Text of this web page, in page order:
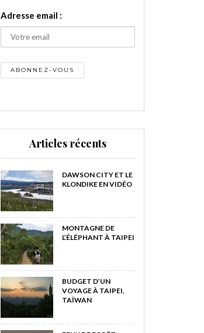
Adresse email :
Articles récents
DAWSON CITY ET LE
KLONDIKE EN VIDÉO
MONTAGNE DE
L’ÉLÉPHANT À TAIPEI
BUDGET D’UN
VOYAGE À TAIPEI,
TAÏWAN